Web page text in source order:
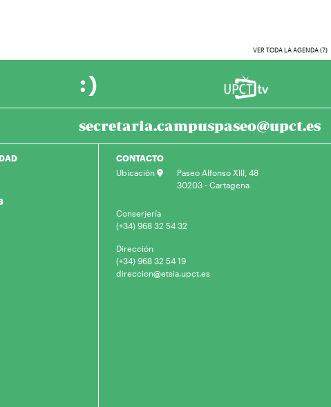
VER TODA LA AGENDA (7)
secretaria.campuspaseo@upct.es
CONTACTO
Ubicación
Paseo Alfonso XIII, 48
30203 - Cartagena
Conserjería
(+34) 968 32 54 32
Dirección
(+34) 968 32 54 19
direccion@etsia.upct.es